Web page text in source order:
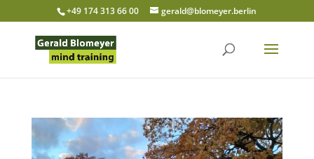
+49 174 313 66 00 gerald@blomeyer.berlin